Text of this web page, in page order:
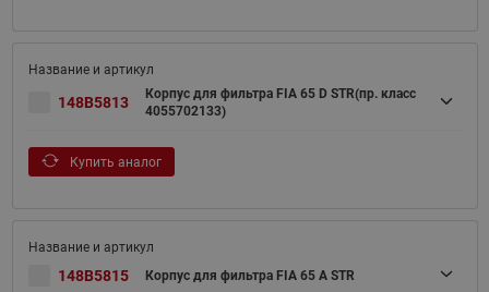
148B5813
Корпус для фильтра FIA 65 D STR(пр. класс
4055702133)
Купить аналог
148B5815 Корпус для фильтра FIA 65 A STR